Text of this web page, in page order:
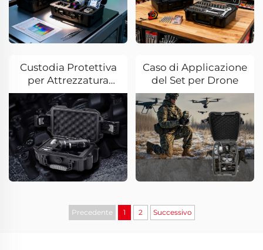
Custodia Protettiva
per Attrezzatura
Fotografica
Professionale – Una
"Fortezza di
Sicurezza" per
l'Equipaggiamento
Fotografico
Caso di Applicazione
del Set per Drone
Precedente 1 2 Successivo